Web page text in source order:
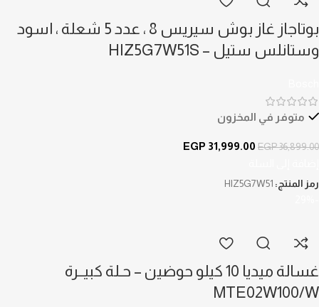
بوتاجاز غاز بوش سيريس 8 ، عدد 5 شعلة ، اسود
وستانلس ستيل – HIZ5G7W51S
متوفر في المخزون
EGP36,899.00
EGP 31,999.00
رمز المنتج: HIZ5G7W51
غسالة ميديا 10 كيلو حوضين – حـلة كبيــرة
MTE02W100/W